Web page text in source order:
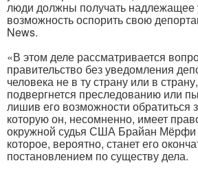
люди должны получать надлежащее
возможность оспорить свою
News.
«В этом деле рассматривается
правительство без уведомления
человека не в ту страну или в
подвергнется преследованию или
лишив его возможности обратиться
которую он, несомненно, имеет
окружной судья США Брайан
которое, вероятно, станет его
постановлением по существу дела.